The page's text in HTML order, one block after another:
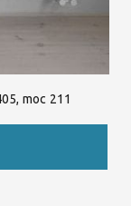
moc 211